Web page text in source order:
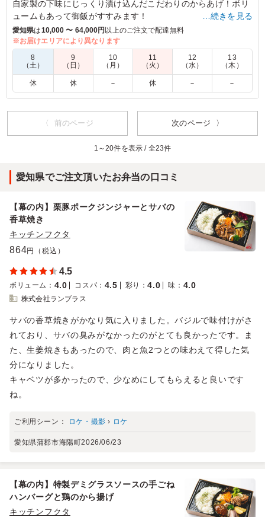
自家製の下味にじっくり漬け込んだこだわりのからあげ！ボリ
ュームもあって御飯がすすみます！
5.0
男性が多めの現場だったため、唐揚げは人気でした。副菜
の種類も豊富かつご飯もふっくらしていて、冷めても美味
しいお弁当でした。全体的な彩りも鮮やかで、よかったで
す。
ご利用シーン： ロケ・撮影
…続きを見る
愛知県は10,000 〜 64,000円以上のご注文で配達無料
※お届けエリアにより異なります
8
（土）
9
（日）
10
（月）
11
（火）
12
（水）
13
（木）
休 休 － 休 － －
〈 前のページ 次のページ 〉
1～20件を表示 / 全23件
愛知県でご注文頂いたお弁当の口コミ
【幕の内】栗豚ポークジンジャーとサバの
香草焼き
キッチンフクタ
864円（税込）
4.5
ボリューム ： 4.0 コスパ ： 4.5 彩り ：4.0 味 ： 4.0
株式会社ランブラス
サバの香草焼きがかなり気に入りました。バジルで味付けがさ
れており、サバの臭みがなかったのがとても良かったです。ま
た、生姜焼きもあったので、肉と魚2つとの味わえて得した気
分になりました。
キャベツが多かったので、少なめにしてもらえると良いです
ね。
ご利用シーン： ロケ・撮影 › ロケ
愛知県蒲郡市海陽町2026/06/23
【幕の内】特製デミグラスソースの手ごね
ハンバーグと鶏のから揚げ
キッチンフクタ